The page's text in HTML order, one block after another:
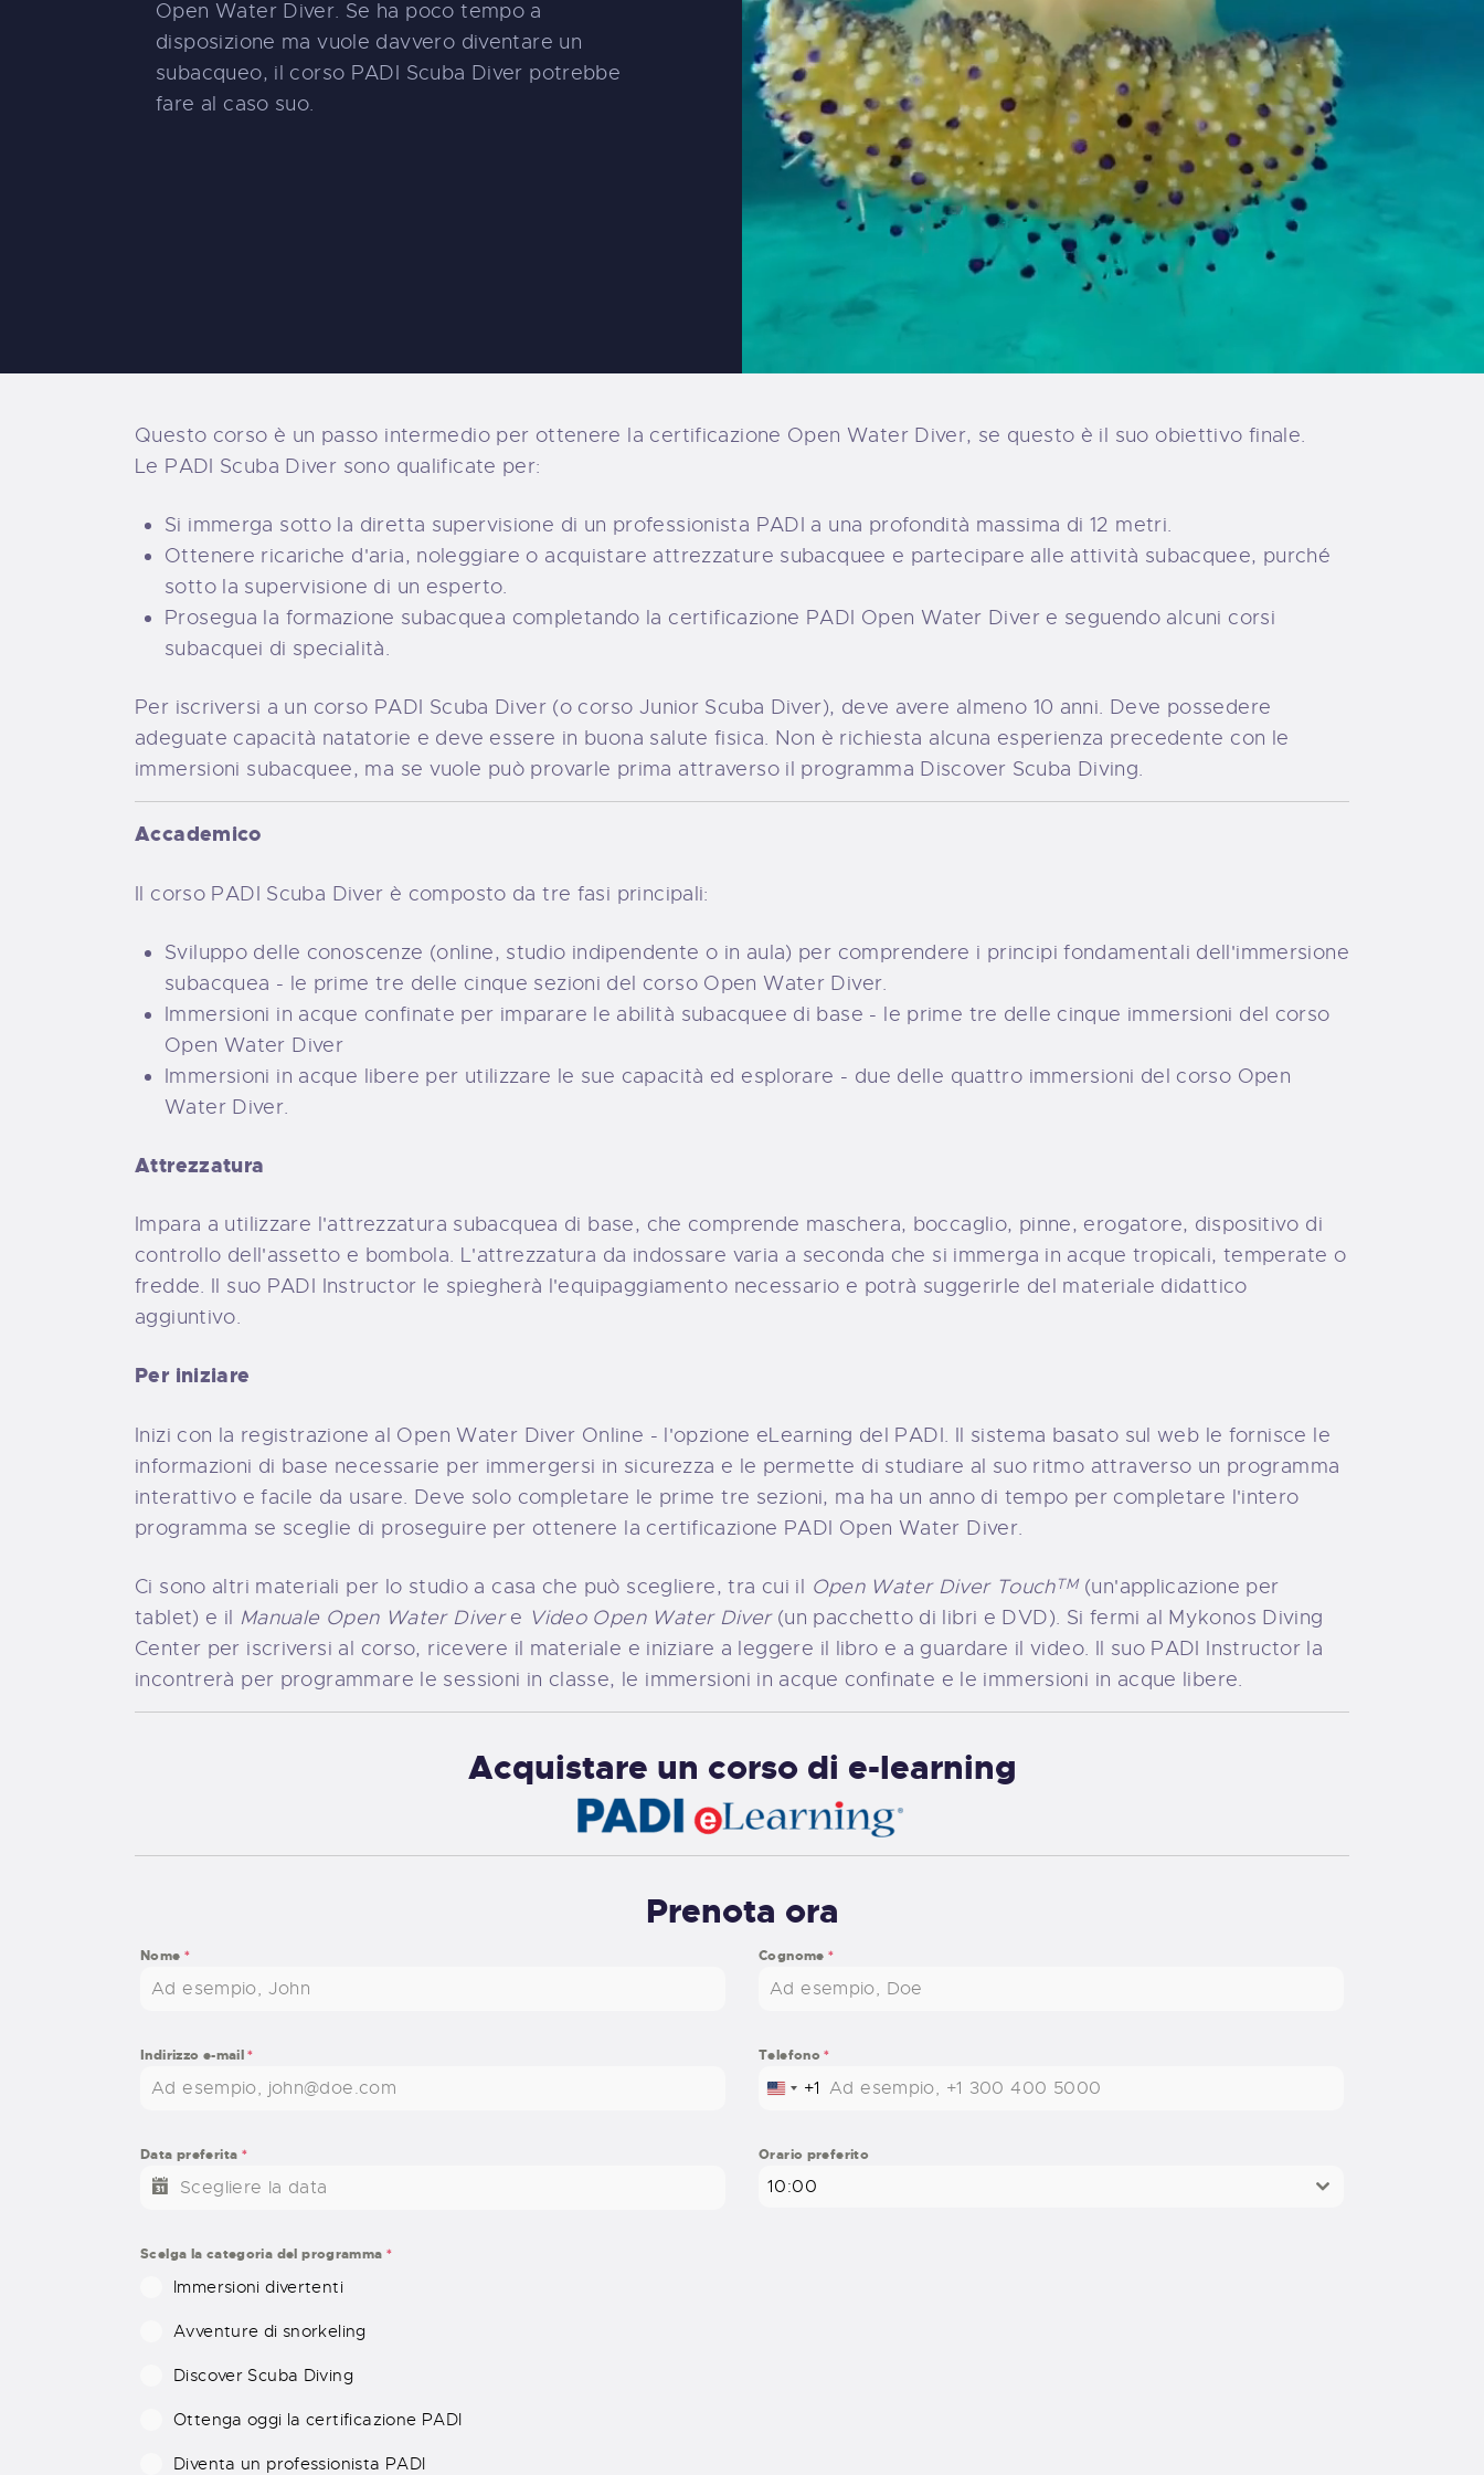
Open Water Diver. Se ha poco tempo a
disposizione ma vuole davvero diventare un
subacqueo, il corso PADI Scuba Diver potrebbe
fare al caso suo.
Questo corso è un passo intermedio per ottenere la certificazione Open Water Diver, se questo è il suo obiettivo finale.
Le PADI Scuba Diver sono qualificate per:
Si immerga sotto la diretta supervisione di un professionista PADI a una profondità massima di 12 metri.
Ottenere ricariche d'aria, noleggiare o acquistare attrezzature subacquee e partecipare alle attività subacquee, purché
sotto la supervisione di un esperto.
Prosegua la formazione subacquea completando la certificazione PADI Open Water Diver e seguendo alcuni corsi
subacquei di specialità.
Per iscriversi a un corso PADI Scuba Diver (o corso Junior Scuba Diver), deve avere almeno 10 anni. Deve possedere
adeguate capacità natatorie e deve essere in buona salute fisica. Non è richiesta alcuna esperienza precedente con le
immersioni subacquee, ma se vuole può provarle prima attraverso il programma Discover Scuba Diving.
Accademico
Il corso PADI Scuba Diver è composto da tre fasi principali:
Sviluppo delle conoscenze (online, studio indipendente o in aula) per comprendere i principi fondamentali dell'immersione
subacquea - le prime tre delle cinque sezioni del corso Open Water Diver.
Immersioni in acque confinate per imparare le abilità subacquee di base - le prime tre delle cinque immersioni del corso
Open Water Diver
Immersioni in acque libere per utilizzare le sue capacità ed esplorare - due delle quattro immersioni del corso Open
Water Diver.
Attrezzatura
Impara a utilizzare l'attrezzatura subacquea di base, che comprende maschera, boccaglio, pinne, erogatore, dispositivo di
controllo dell'assetto e bombola. L'attrezzatura da indossare varia a seconda che si immerga in acque tropicali, temperate o
fredde. Il suo PADI Instructor le spiegherà l'equipaggiamento necessario e potrà suggerirle del materiale didattico
aggiuntivo.
Per iniziare
Inizi con la registrazione al Open Water Diver Online - l'opzione eLearning del PADI. Il sistema basato sul web le fornisce le
informazioni di base necessarie per immergersi in sicurezza e le permette di studiare al suo ritmo attraverso un programma
interattivo e facile da usare. Deve solo completare le prime tre sezioni, ma ha un anno di tempo per completare l'intero
programma se sceglie di proseguire per ottenere la certificazione PADI Open Water Diver.
Ci sono altri materiali per lo studio a casa che può scegliere, tra cui il Open Water Diver TouchTM(un'applicazione per
tablet) e il Manuale Open Water Divere Video Open Water Diver(un pacchetto di libri e DVD). Si fermi al Mykonos Diving
Center per iscriversi al corso, ricevere il materiale e iniziare a leggere il libro e a guardare il video. Il suo PADI Instructor la
incontrerà per programmare le sessioni in classe, le immersioni in acque confinate e le immersioni in acque libere.
Acquistare un corso di e-learning
Prenota ora
Nome * Cognome*
Indirizzo e-mail* Telefono*
UNITED STATES +1
+1
Data preferita * Orario preferito
10:00
Scelga la categoria del programma *
Immersioni divertenti
Avventure di snorkeling
Discover Scuba Diving
Ottenga oggi la certificazione PADI
Diventa un professionista PADI